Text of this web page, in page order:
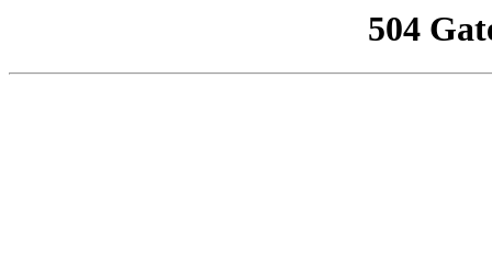
504